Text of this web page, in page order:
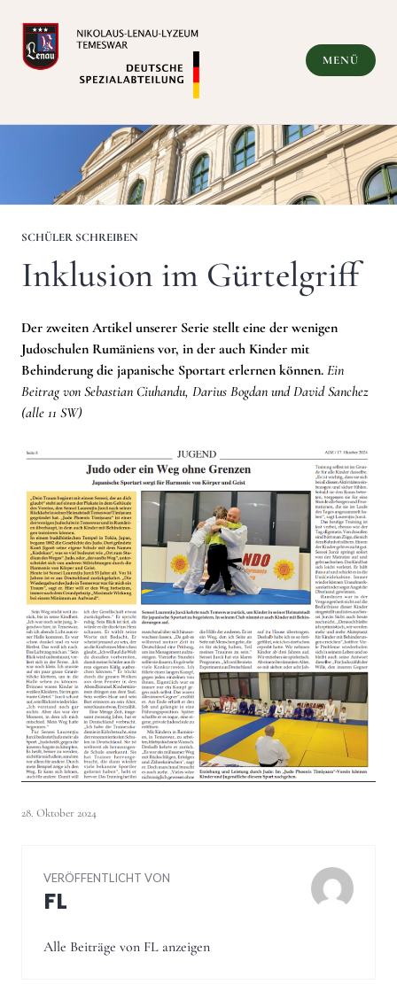
Inhalt
springen
Deutsche Spezialabteilung
MENÜ
SCHÜLER SCHREIBEN
Inklusion im Gürtelgriff
Der zweiten Artikel unserer Serie stellt eine der wenigen
Judoschulen Rumäniens vor, in der auch Kinder mit
Behinderung die japanische Sportart erlernen können. Ein
Beitrag von Sebastian Ciuhandu, Darius Bogdan und David Sanchez
(alle 11 SW)
28. Oktober 2024
VERÖFFENTLICHT VON
FL
Alle Beiträge von FL anzeigen